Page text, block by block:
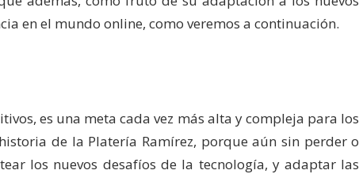
en el mundo online, como veremos a continuación.
es una meta cada vez más alta y compleja para los
de la Platería Ramírez, porque aún sin perder o
los nuevos desafíos de la tecnología, y adaptar las